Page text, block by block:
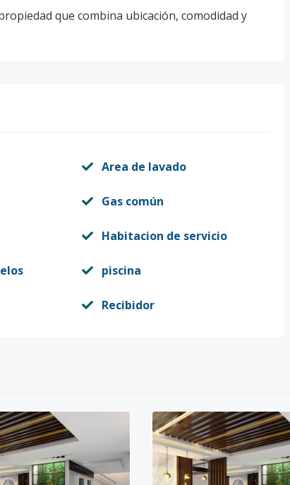
que combina ubicación, comodidad y
Area de lavado
Gas común
Habitacion de servicio
piscina
Recibidor